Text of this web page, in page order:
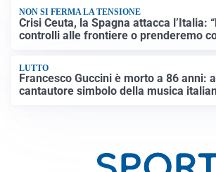
NON SI FERMA LA TENSIONE
Crisi Ceuta, la Spagna attacca l’Italia:
controlli alle frontiere o prenderemo
LUTTO
Francesco Guccini è morto a 86 anni:
cantautore simbolo della musica